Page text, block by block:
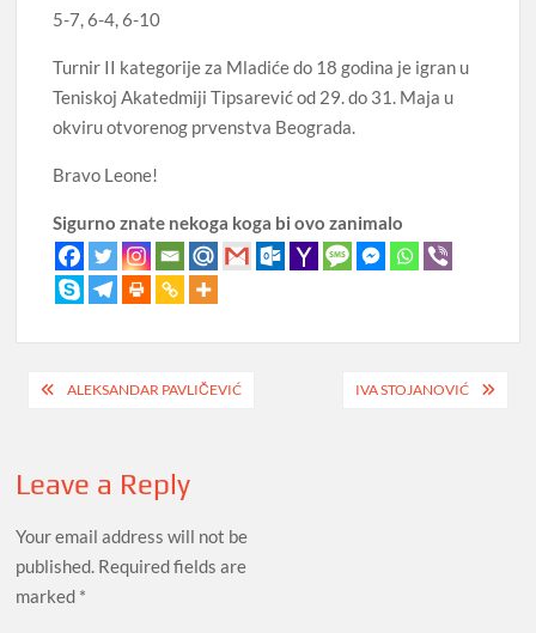
5-7, 6-4, 6-10
Turnir II kategorije za Mladiće do 18 godina je igran u
Teniskoj Akatedmiji Tipsarević od 29. do 31. Maja u
okviru otvorenog prvenstva Beograda.
Bravo Leone!
Sigurno znate nekoga koga bi ovo zanimalo
PostALEKSANDAR PAVLIČEVIĆ IVA STOJANOVIĆ
Leave a Reply
Your email address will not be
published. Required fields are
marked *